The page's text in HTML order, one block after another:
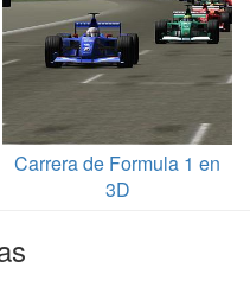
Carrera de Formula 1 en
3D